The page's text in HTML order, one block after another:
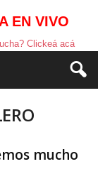
EN VIVO
Clickeá acá
mucho